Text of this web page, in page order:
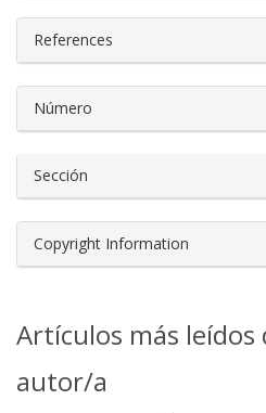
References
Número
Sección
Copyright Information
Artículos más leídos
autor/a